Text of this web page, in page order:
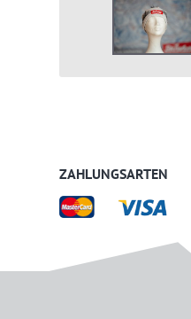
ZAHLUNGSARTEN